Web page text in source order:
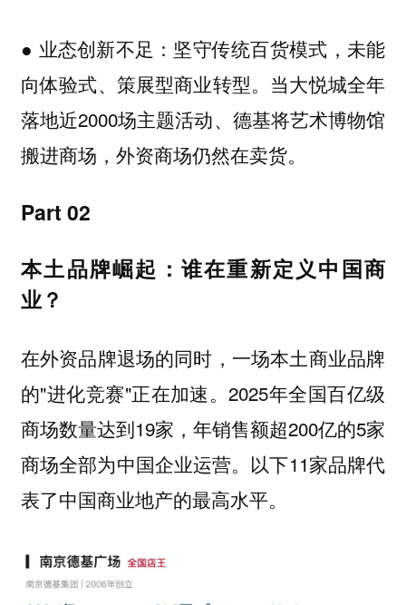
● 业态创新不足： 坚守传统百货模式，未能
向体验式、策展型商业转型。当大悦城全年
落地近2000场主题活动、德基将艺术博物馆
搬进商场，外资商场仍然在卖货。
Part 02
本土品牌崛起：谁在重新定义中国商
业？
在外资品牌退场的同时，一场本土商业品牌
的"进化竞赛"正在加速。2025年全国百亿级
商场数量达到19家，年销售额超200亿的5家
商场全部为中国企业运营。以下11家品牌代
表了中国商业地产的最高水平。